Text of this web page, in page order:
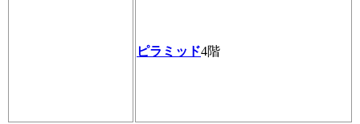
ピラミッド4階